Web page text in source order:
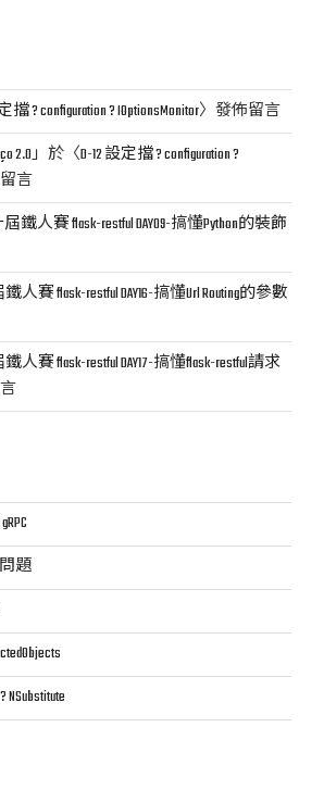
擋 ? configuration ? IOptionsMonitor〉發佈留言
2.0」於〈D-12 設定擋 ? configuration ?
言
鐵人賽 flask-restful DAY09-搞懂Python的裝飾
人賽 flask-restful DAY16-搞懂Url Routing的參數
人賽 flask-restful DAY17-搞懂flask-restful請求
問題